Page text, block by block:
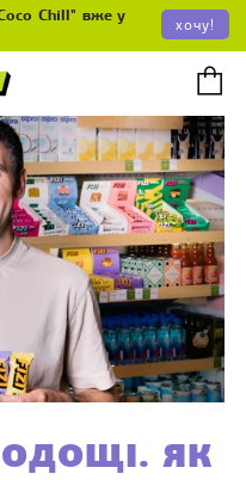
Chill" вже у
хочу!
ЯК